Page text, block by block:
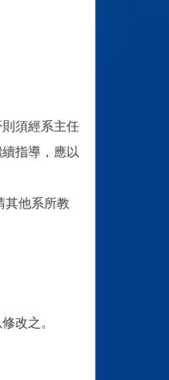
須經系主任
續指導，應以
其他系所教
改之。